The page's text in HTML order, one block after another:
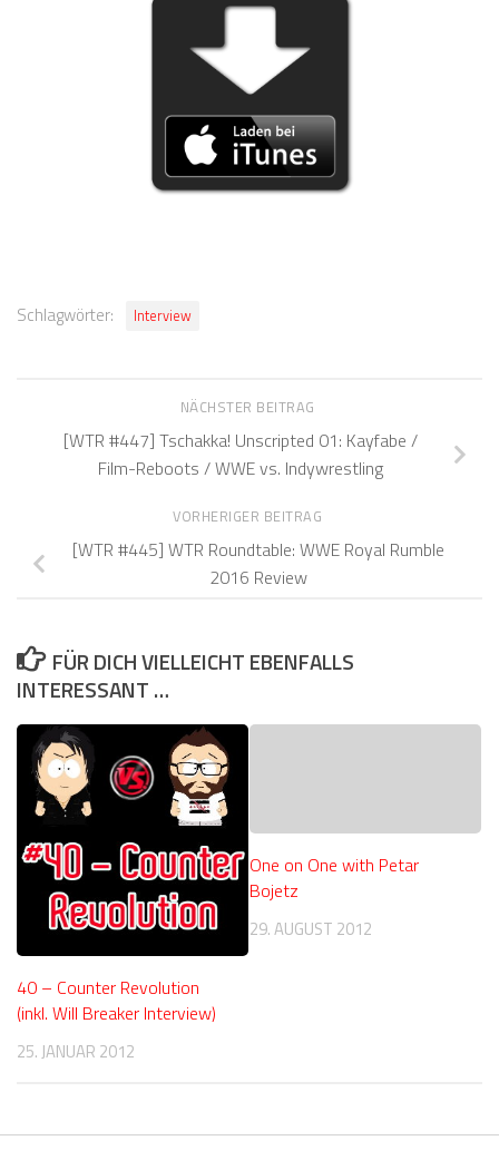
Schlagwörter: Interview
NÄCHSTER BEITRAG
[WTR #447] Tschakka! Unscripted 01: Kayfabe /
Film-Reboots / WWE vs. Indywrestling
VORHERIGER BEITRAG
[WTR #445] WTR Roundtable: WWE Royal Rumble
2016 Review
FÜR DICH VIELLEICHT EBENFALLS
INTERESSANT …
40 – Counter Revolution
(inkl. Will Breaker Interview)
25. JANUAR 2012
One on One with Petar
Bojetz
29. AUGUST 2012